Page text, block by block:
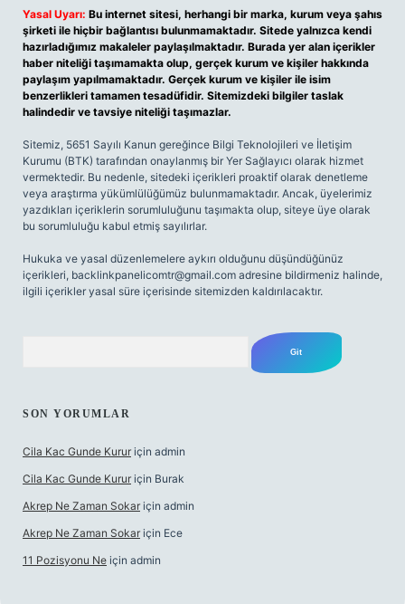
Yasal Uyarı: Bu internet sitesi, herhangi bir marka, kurum veya şahıs
şirketi ile hiçbir bağlantısı bulunmamaktadır. Sitede yalnızca kendi
hazırladığımız makaleler paylaşılmaktadır. Burada yer alan içerikler
haber niteliği taşımamakta olup, gerçek kurum ve kişiler hakkında
paylaşım yapılmamaktadır. Gerçek kurum ve kişiler ile isim
benzerlikleri tamamen tesadüfidir. Sitemizdeki bilgiler taslak
halindedir ve tavsiye niteliği taşımazlar.
Sitemiz, 5651 Sayılı Kanun gereğince Bilgi Teknolojileri ve İletişim
Kurumu (BTK) tarafından onaylanmış bir Yer Sağlayıcı olarak hizmet
vermektedir. Bu nedenle, sitedeki içerikleri proaktif olarak denetleme
veya araştırma yükümlülüğümüz bulunmamaktadır. Ancak, üyelerimiz
yazdıkları içeriklerin sorumluluğunu taşımakta olup, siteye üye olarak
bu sorumluluğu kabul etmiş sayılırlar.
Hukuka ve yasal düzenlemelere aykırı olduğunu düşündüğünüz
içerikleri, backlinkpanelicomtr@gmail.com adresine bildirmeniz halinde,
ilgili içerikler yasal süre içerisinde sitemizden kaldırılacaktır.
SON YORUMLAR
Cila Kac Gunde Kurur için admin
Cila Kac Gunde Kurur için Burak
Akrep Ne Zaman Sokar için admin
Akrep Ne Zaman Sokar için Ece
11 Pozisyonu Ne için admin